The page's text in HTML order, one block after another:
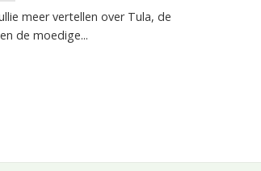
meer vertellen over Tula, de
de moedige...